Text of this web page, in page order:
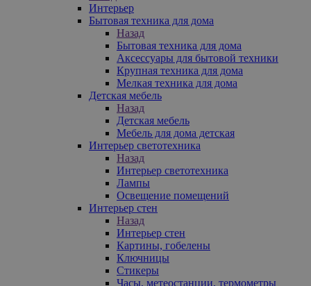
Интерьер
Бытовая техника для дома
Назад
Бытовая техника для дома
Аксессуары для бытовой техники
Крупная техника для дома
Мелкая техника для дома
Детская мебель
Назад
Детская мебель
Мебель для дома детская
Интерьер светотехника
Назад
Интерьер светотехника
Лампы
Освещение помещений
Интерьер стен
Назад
Интерьер стен
Картины, гобелены
Ключницы
Стикеры
Часы, метеостанции, термометры